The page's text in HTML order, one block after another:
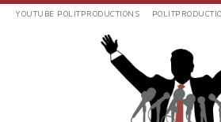
Aller
EXTERNES
POLIT'PRODUCTIONS
YOUTUBE POLITPRODUCTIONS